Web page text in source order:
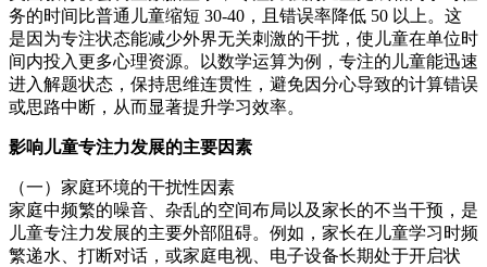
务的时间比普通儿童缩短 30-40，且错误率降低 50 以上。这
是因为专注状态能减少外界无关刺激的干扰，使儿童在单位时
间内投入更多心理资源。以数学运算为例，专注的儿童能迅速
进入解题状态，保持思维连贯性，避免因分心导致的计算错误
或思路中断，从而显著提升学习效率。
影响儿童专注力发展的主要因素
（一）家庭环境的干扰性因素
家庭中频繁的噪音、杂乱的空间布局以及家长的不当干预，是
儿童专注力发展的主要外部阻碍。例如，家长在儿童学习时频
繁递水、打断对话，或家庭电视、电子设备长期处于开启状